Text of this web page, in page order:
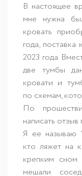
В настоящее
мне нужна
кровать
года,
2023 года.
две тумбы
кровати и
по схемам,
По
написать
Я ее называю
кто ляжет на
крепким
мешали